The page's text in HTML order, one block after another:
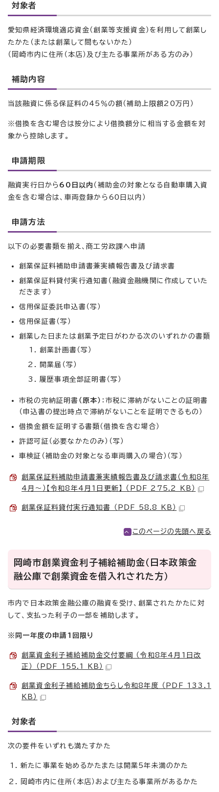
対象者
愛知県経済環境適応資金（創業等支援資金）を利用して創業し
たかた（または創業して間もないかた）
（岡崎市内に住所（本店）及び主たる事業所がある方のみ）
補助内容
当該融資に係る保証料の45％の額（補助上限額20万円）
※借換を含む場合は按分により借換額分に相当する金額を対
象から控除します。
申請期限
融資実行日から 60日以内 （補助金の対象となる自動車購入資
金を含む場合は、車両登録から60日以内）
申請方法
以下の必要書類を揃え、商工労政課へ申請
創業保証料補助申請書兼実績報告書及び請求書
創業保証料貸付実行通知書（融資金融機関に作成していた
だきます）
信用保証委託申込書（写）
信用保証書（写）
創業した日または創業予定日がわかる次のいずれかの書類
創業計画書（写）
開業届（写）
履歴事項全部証明書（写）
市税の完納証明書 （原本） ：市税に滞納がないことの証明書
（申込書の提出時点で滞納がないことを証明できるもの）
借換金額を証明する書類（借換を含む場合）
許認可証（必要なかたのみ）（写）
車検証（補助金の対象となる車両購入の場合）（写）
創業保証料補助申請書兼実績報告書及び請求書（令和8年
4月～）【令和8年4月1日更新】 （PDF 275.2 KB）
創業保証料貸付実行通知書 （PDF 58.8 KB）
このページの先頭へ戻る
岡崎市創業資金利子補給補助金（日本政策金
融公庫で創業資金を借入れされた方）
市内で日本政策金融公庫の融資を受け、創業されたかたに対
して、支払った利子の一部を補助します。
※同一年度の申請1回限り
創業資金利子補給補助金交付要綱 （令和8年4月1日改
正） （PDF 155.1 KB）
創業資金利子補給補助金ちらし令和8年度 （PDF 133.1
KB）
対象者
次の要件をいずれも満たすかた
新たに事業を始めるかたまたは開業5年未満のかた
岡崎市内に住所（本店）および主たる事業所があるかた